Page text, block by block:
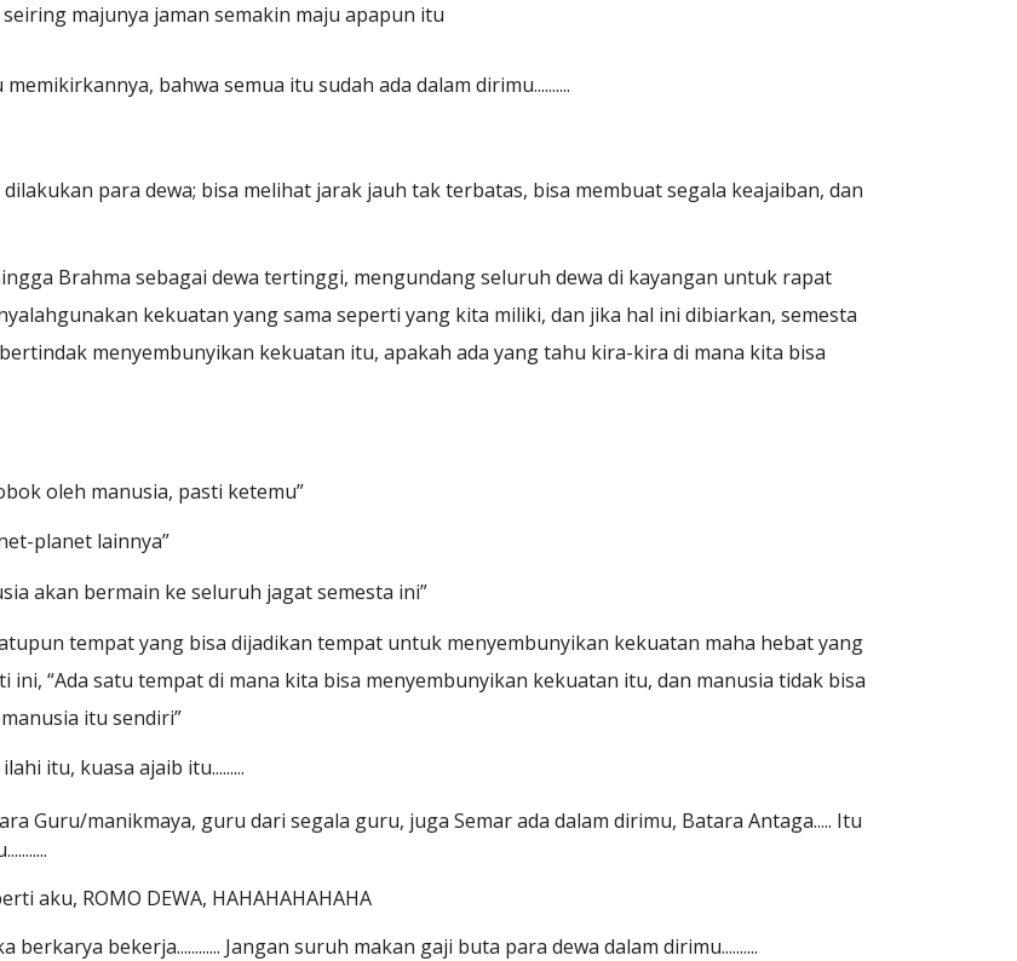
majunya jaman semakin maju apapun itu
bahwa semua itu sudah ada dalam dirimu..........
para dewa; bisa melihat jarak jauh tak terbatas, bisa membuat segala keajaiban, dan
Brahma sebagai dewa tertinggi, mengundang seluruh dewa di kayangan untuk rapat
kekuatan yang sama seperti yang kita miliki, dan jika hal ini dibiarkan, semesta
menyembunyikan kekuatan itu, apakah ada yang tahu kira-kira di mana kita bisa
oleh manusia, pasti ketemu”
planet lainnya”
akan bermain ke seluruh jagat semesta ini”
tempat yang bisa dijadikan tempat untuk menyembunyikan kekuatan maha hebat yang
“Ada satu tempat di mana kita bisa menyembunyikan kekuatan itu, dan manusia tidak bisa
itu sendiri”
itu, kuasa ajaib itu.........
Guru/manikmaya, guru dari segala guru, juga Semar ada dalam dirimu, Batara Antaga..... Itu
aku, ROMO DEWA, HAHAHAHAHAHA
bekerja............ Jangan suruh makan gaji buta para dewa dalam dirimu..........